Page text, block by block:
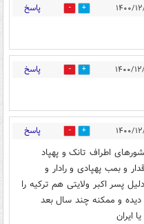
3 پاسخ
0 پاسخ
0 پاسخ
اطراف تانک و پهپاد
و بمب پهپادی و رادار و
پسر اکبر ولایتی هم ترکیه را
و ممکنه چند سال بعد
ایران